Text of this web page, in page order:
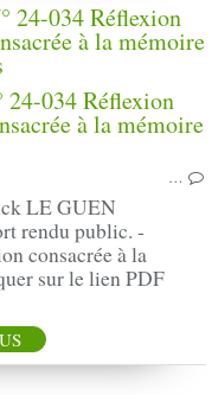
24-034 Réflexion
à la mémoire
…
LE GUEN
rendu public. -
consacrée à la
sur le lien PDF